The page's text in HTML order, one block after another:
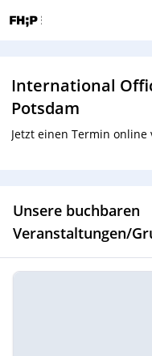
International
Potsdam
Jetzt einen Termin online
Unsere buchbaren
Veranstaltungen/